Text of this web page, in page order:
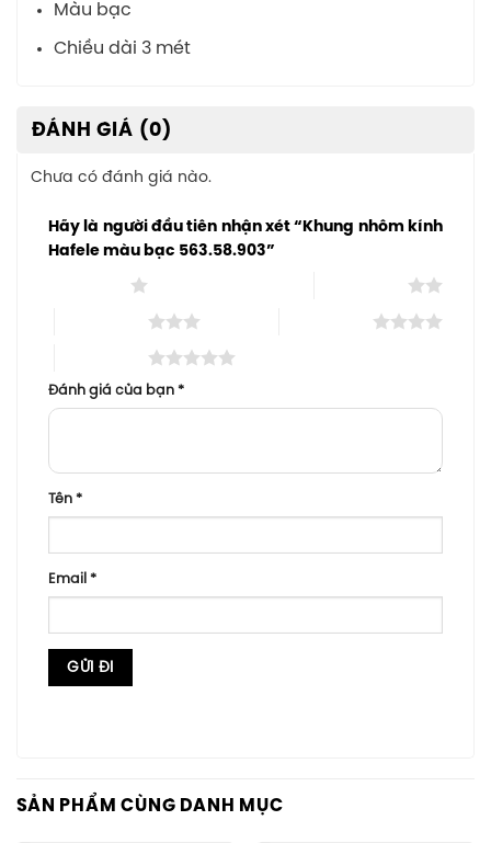
Màu bạc
Chiều dài 3 mét
ĐÁNH GIÁ (0)
Chưa có đánh giá nào.
Hãy là người đầu tiên nhận xét “Khung nhôm kính
Hafele màu bạc 563.58.903”
Đánh giá của bạn *
Tên *
Email *
SẢN PHẨM CÙNG DANH MỤC